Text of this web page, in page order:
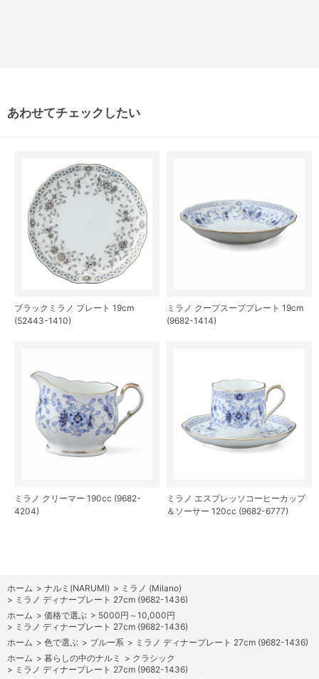
あわせてチェックしたい
ブラックミラノ プレート 19cm
(52443-1410)
ミラノ クープスーププレート 19cm
(9682-1414)
ミラノ クリーマー 190cc (9682-
4204)
ミラノ エスプレッソコーヒーカップ
＆ソーサー 120cc (9682-6777)
ホーム > ナルミ(NARUMI) > ミラノ (Milano)
> ミラノ ディナープレート 27cm (9682-1436)
ホーム > 価格で選ぶ > 5000円～10,000円
> ミラノ ディナープレート 27cm (9682-1436)
ホーム > 色で選ぶ > ブルー系 > ミラノ ディナープレート 27cm (9682-1436)
ホーム > 暮らしの中のナルミ > クラシック
> ミラノ ディナープレート 27cm (9682-1436)